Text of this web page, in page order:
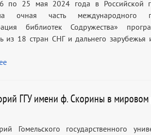
25 мая 2024 года в Российской
очная часть международного
библиотек Содружества»
из 18 стран СНГ и дальнего зарубежья
ГГУ имени ф. Скорины в мировом
Гомельского государственного